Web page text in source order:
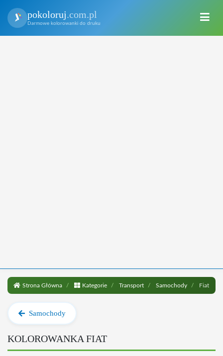
pokoloruj.com.pl
Darmowe kolorowanki do druku
Strona Główna Kategorie Transport Samochody Fiat
Samochody
KOLOROWANKA FIAT